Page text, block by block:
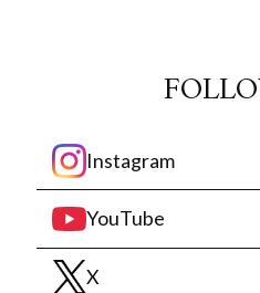
Instagram
YouTube
X